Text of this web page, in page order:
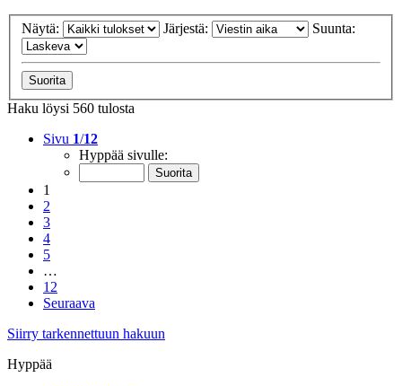
Näytä: Järjestä: Suunta:
Haku löysi 560 tulosta
Sivu 1/12
Hyppää sivulle:
1
2
3
4
5
…
12
Seuraava
Siirry tarkennettuun hakuun
Hyppää